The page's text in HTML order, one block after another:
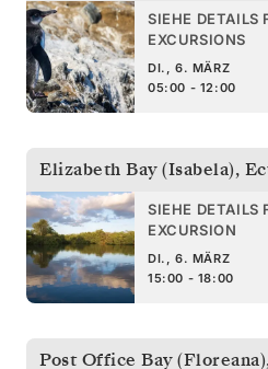
SIEHE DETAILS
EXCURSIONS
DI., 6. MÄRZ
05:00 - 12:00
Elizabeth Bay (Isabela),
SIEHE DETAILS
EXCURSION
DI., 6. MÄRZ
15:00 - 18:00
Post Office Bay (Floreana)